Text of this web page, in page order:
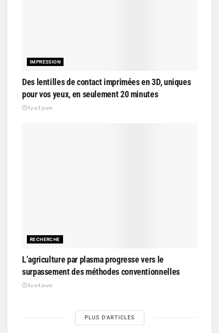
IMPRESSION
Des lentilles de contact imprimées en 3D, uniques
pour vos yeux, en seulement 20 minutes
il y a 3 jours
RECHERCHE
L’agriculture par plasma progresse vers le
surpassement des méthodes conventionnelles
il y a 4 jours
PLUS D'ARTICLES